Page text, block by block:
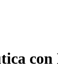
con